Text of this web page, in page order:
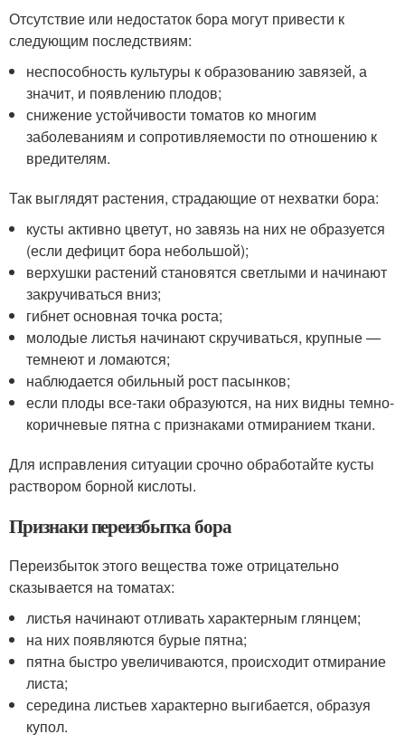
Отсутствие или недостаток бора могут привести к
следующим последствиям:
неспособность культуры к образованию завязей, а
значит, и появлению плодов;
снижение устойчивости томатов ко многим
заболеваниям и сопротивляемости по отношению к
вредителям.
Так выглядят растения, страдающие от нехватки бора:
кусты активно цветут, но завязь на них не образуется
(если дефицит бора небольшой);
верхушки растений становятся светлыми и начинают
закручиваться вниз;
гибнет основная точка роста;
молодые листья начинают скручиваться, крупные —
темнеют и ломаются;
наблюдается обильный рост пасынков;
если плоды все-таки образуются, на них видны темно-
коричневые пятна с признаками отмиранием ткани.
Для исправления ситуации срочно обработайте кусты
раствором борной кислоты.
Признаки переизбытка бора
Переизбыток этого вещества тоже отрицательно
сказывается на томатах:
листья начинают отливать характерным глянцем;
на них появляются бурые пятна;
пятна быстро увеличиваются, происходит отмирание
листа;
середина листьев характерно выгибается, образуя
купол.